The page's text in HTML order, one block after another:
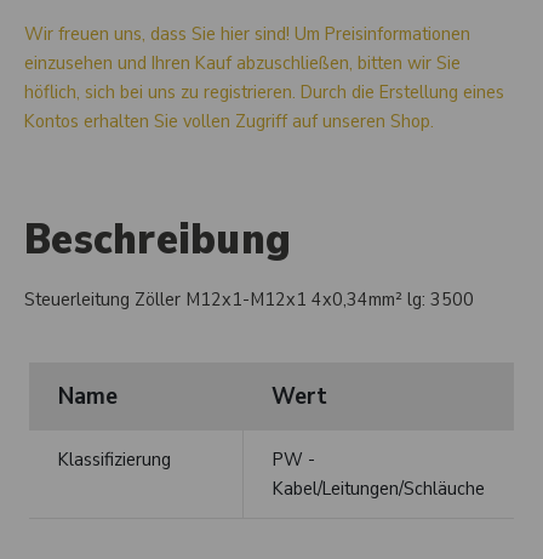
Wir freuen uns, dass Sie hier sind! Um Preisinformationen
einzusehen und Ihren Kauf abzuschließen, bitten wir Sie
höflich, sich bei uns zu registrieren. Durch die Erstellung eines
Kontos erhalten Sie vollen Zugriff auf unseren Shop.
Beschreibung
Steuerleitung Zöller M12x1-M12x1 4x0,34mm² lg: 3500
Name Wert
Klassifizierung
PW -
Kabel/Leitungen/Schläuche